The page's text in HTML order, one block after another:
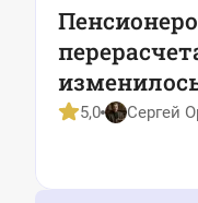
5,0 Сергей